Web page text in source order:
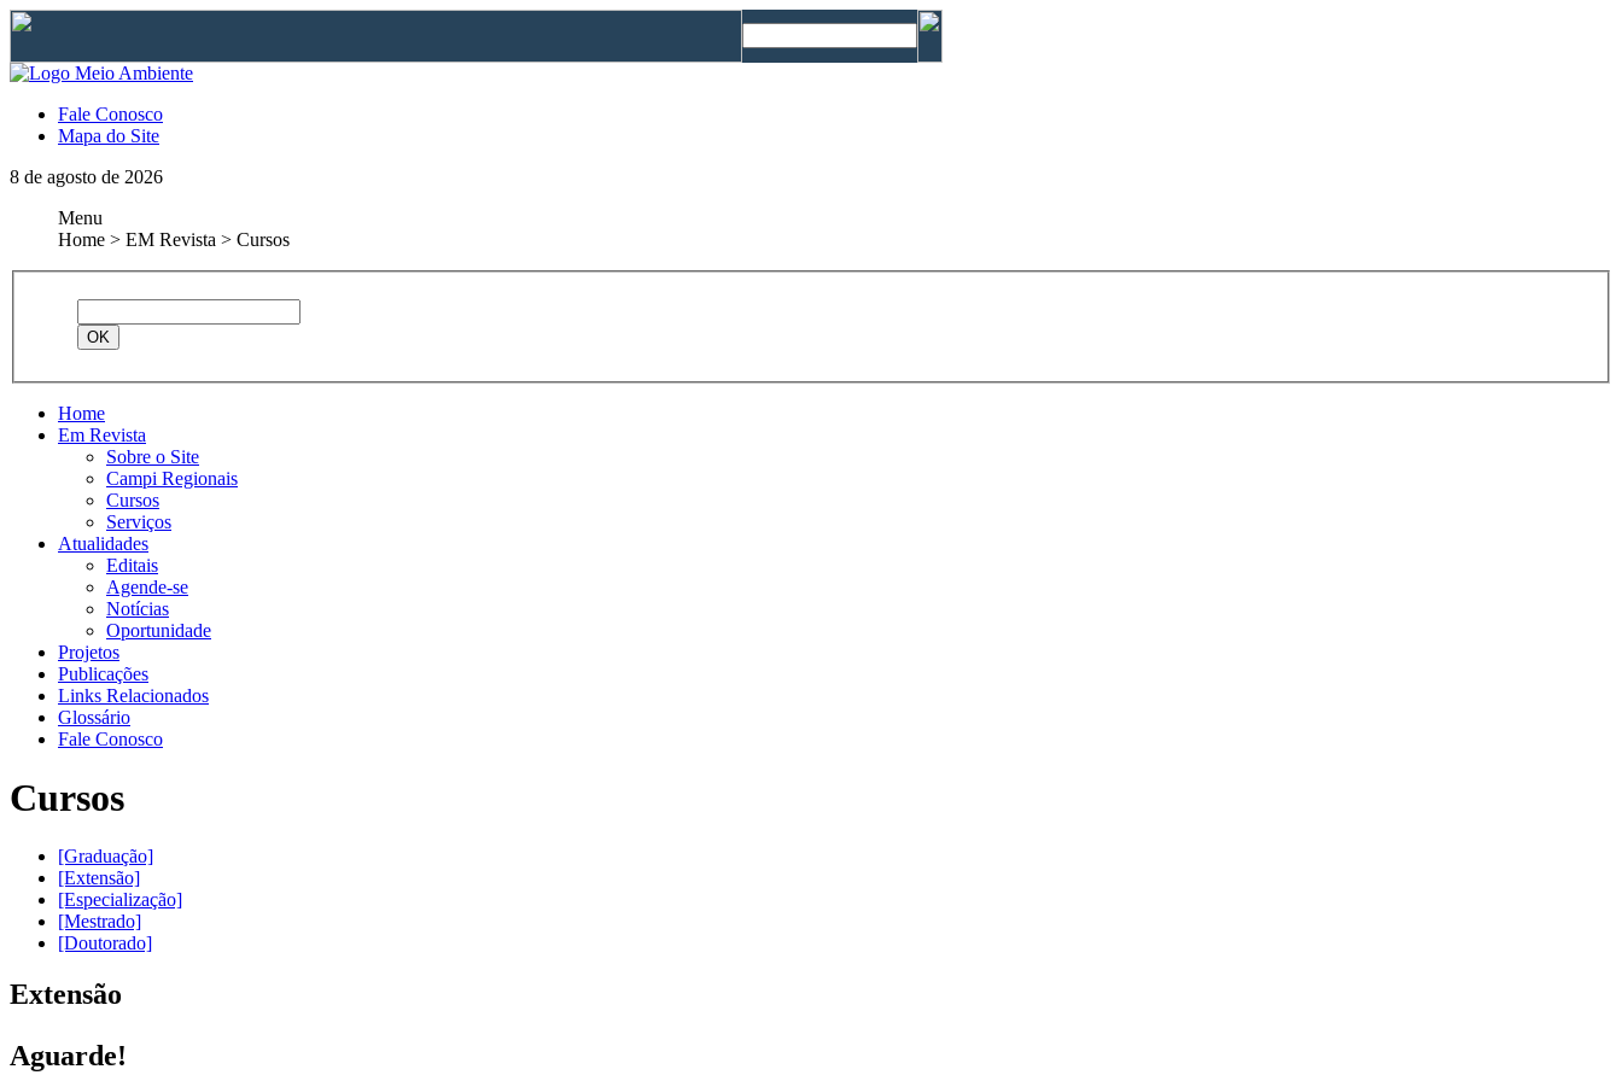
Fale Conosco
Mapa do Site
8 de agosto de 2026
Menu
Home > EM Revista > Cursos
Home
Em Revista
Sobre o Site
Campi Regionais
Cursos
Serviços
Atualidades
Editais
Agende-se
Notícias
Oportunidade
Projetos
Publicações
Links Relacionados
Glossário
Fale Conosco
Cursos
[Graduação]
[Extensão]
[Especialização]
[Mestrado]
[Doutorado]
Extensão
Aguarde!